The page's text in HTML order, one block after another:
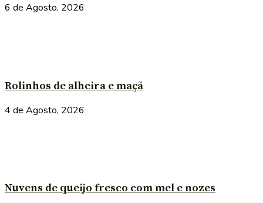
6 de Agosto, 2026
Rolinhos de alheira e maçã
4 de Agosto, 2026
Nuvens de queijo fresco com mel e nozes